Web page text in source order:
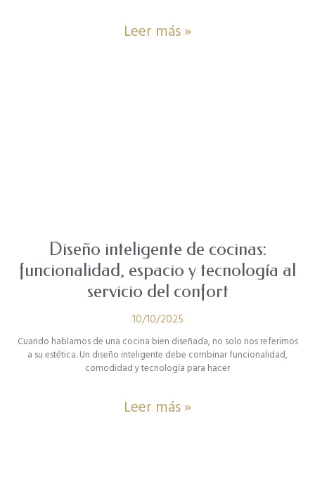
Leer más »
Diseño inteligente de cocinas:
funcionalidad, espacio y tecnología al
servicio del confort
10/10/2025
Cuando hablamos de una cocina bien diseñada, no solo nos referimos
a su estética. Un diseño inteligente debe combinar funcionalidad,
comodidad y tecnología para hacer
Leer más »